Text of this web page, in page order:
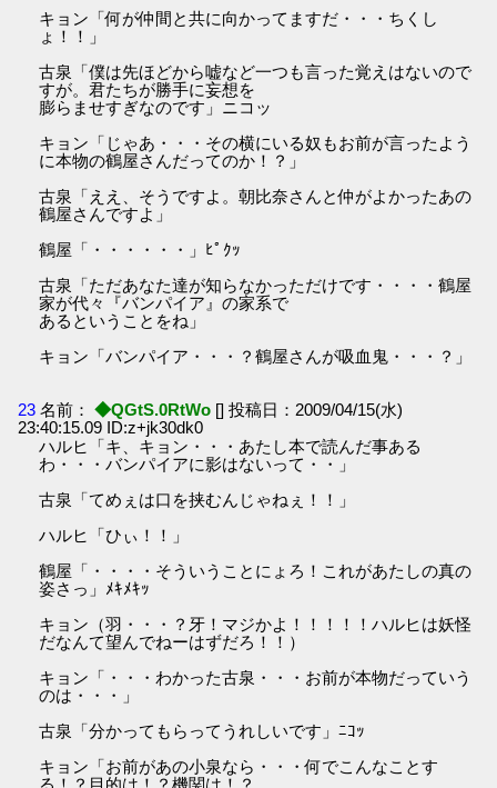
キョン「何が仲間と共に向かってますだ・・・ちくし
ょ！！」
古泉「僕は先ほどから嘘など一つも言った覚えはないので
すが。君たちが勝手に妄想を
膨らませすぎなのです」ニコッ
キョン「じゃあ・・・その横にいる奴もお前が言ったよう
に本物の鶴屋さんだってのか！？」
古泉「ええ、そうですよ。朝比奈さんと仲がよかったあの
鶴屋さんですよ」
鶴屋「・・・・・・」ﾋﾟｸｯ
古泉「ただあなた達が知らなかっただけです・・・・鶴屋
家が代々『バンパイア』の家系で
あるということをね」
キョン「バンパイア・・・？鶴屋さんが吸血鬼・・・？」
23 名前： ◆QGtS.0RtWo [] 投稿日：2009/04/15(水)
23:40:15.09 ID:z+jk30dk0
ハルヒ「キ、キョン・・・あたし本で読んだ事ある
わ・・・バンパイアに影はないって・・」
古泉「てめぇは口を挟むんじゃねぇ！！」
ハルヒ「ひぃ！！」
鶴屋「・・・・そういうことにょろ！これがあたしの真の
姿さっ」ﾒｷﾒｷｯ
キョン（羽・・・？牙！マジかよ！！！！！ハルヒは妖怪
だなんて望んでねーはずだろ！！）
キョン「・・・わかった古泉・・・お前が本物だっていう
のは・・・」
古泉「分かってもらってうれしいです」ﾆｺｯ
キョン「お前があの小泉なら・・・何でこんなことす
る！？目的は！？機関は！？